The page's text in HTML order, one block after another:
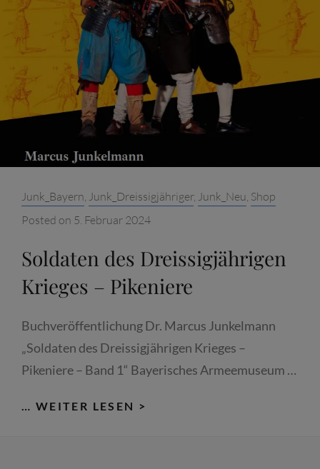
Categories:
Junk_Bayern, Junk_Dreissigjähriger, Junk_Neu, Shop
Posted on 5. Februar 2024
Soldaten des Dreissigjährigen
Krieges – Pikeniere
Buchveröffentlichung Dr. Marcus Junkelmann
„Soldaten des Dreissigjährigen Krieges –
Pikeniere – Band 1“ Bayerisches Armeemuseum …
… WEITER LESEN >